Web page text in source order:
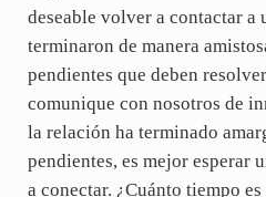
deseable volver a contactar a
terminaron de manera
pendientes que deben
comunique con nosotros de
la relación ha terminado
pendientes, es mejor esperar
a conectar. ¿Cuánto tiempo